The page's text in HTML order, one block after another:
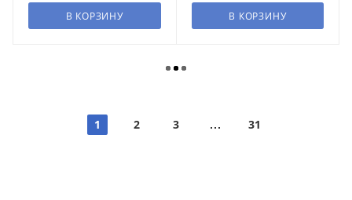
В КОРЗИНУ В КОРЗИНУ
1 2 3 31